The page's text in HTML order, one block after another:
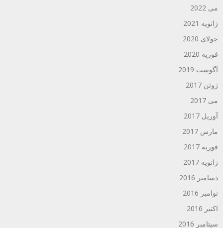
می 2022
ژانویه 2021
جولای 2020
فوریه 2020
آگوست 2019
ژوئن 2017
می 2017
آوریل 2017
مارس 2017
فوریه 2017
ژانویه 2017
دسامبر 2016
نوامبر 2016
اکتبر 2016
سپتامبر 2016